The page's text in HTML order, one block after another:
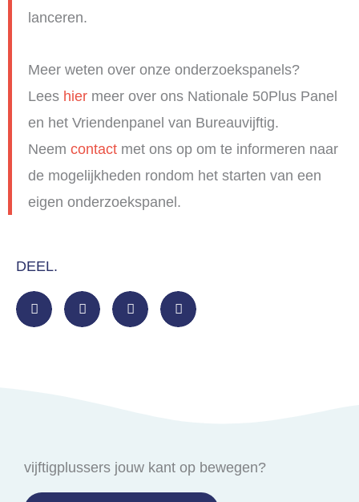
lanceren.
Meer weten over onze onderzoekspanels?
Lees hier meer over ons Nationale 50Plus Panel
en het Vriendenpanel van Bureauvijftig.
Neem contact met ons op om te informeren naar
de mogelijkheden rondom het starten van een
eigen onderzoekspanel.
DEEL.
vijftigplussers jouw kant op bewegen?